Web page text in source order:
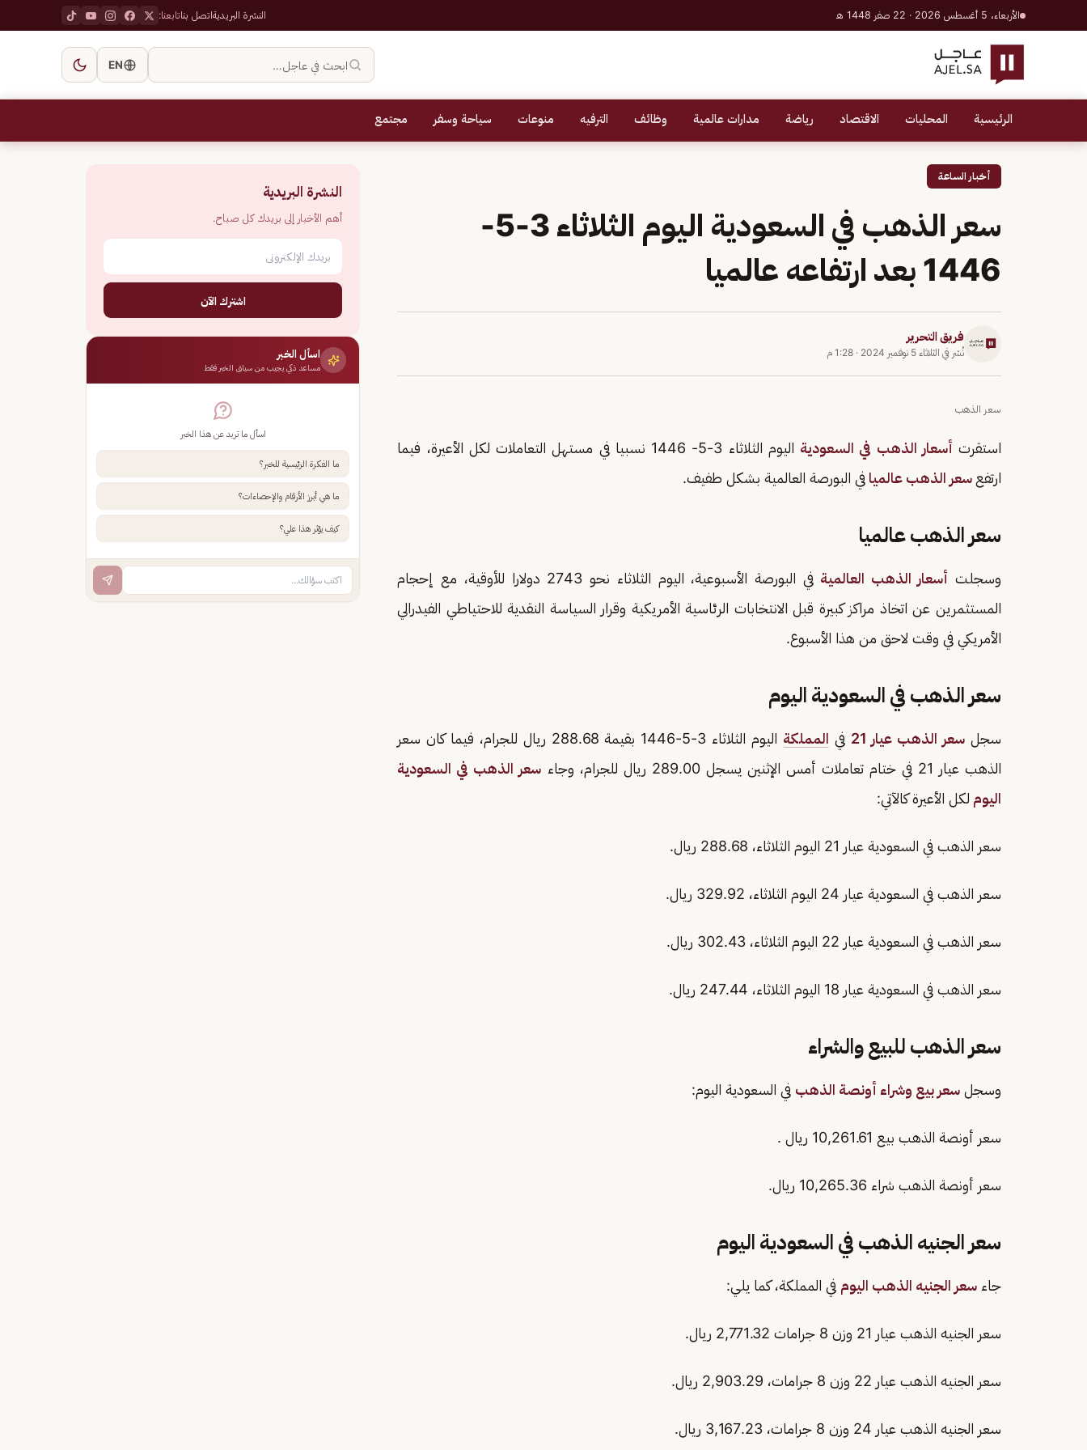
الأربعاء، 5 أغسطس 2026 · 22 صفر 1448 هـ النشرة البريديةاتصل بناتابعنا:
ابحث في عاجل… EN
الرئيسية المحليات الاقتصاد رياضة مدارات عالمية وظائف الترفيه منوعات سياحة وسفر مجتمع
أخبار الساعة
سعر الذهب في السعودية اليوم الثلاثاء 3-5-
1446 بعد ارتفاعه عالميا
فريق التحرير
نُشر في الثلاثاء 5 نوفمبر 2024 · 1:28 م
سعر الذهب
استقرت أسعار الذهب في السعودية
اليوم الثلاثاء 3-5- 1446 نسبيا في مستهل التعاملات لكل الأعيرة، فيما
ارتفع سعر الذهب عالميا في البورصة العالمية بشكل طفيف.
سعر الذهب عالميا
وسجلت أسعار الذهب العالمية
في البورصة الأسبوعية، اليوم الثلاثاء نحو 2743 دولارا للأوقية، مع إحجام
المستثمرين عن اتخاذ مراكز كبيرة قبل الانتخابات الرئاسية الأمريكية وقرار السياسة النقدية للاحتياطي الفيدرالي
الأمريكي في وقت لاحق من هذا الأسبوع.
سعر الذهب في السعودية اليوم
سجل سعر الذهب عيار 21 في المملكة
اليوم الثلاثاء 3-5-1446 بقيمة 288.68 ريال للجرام، فيما كان سعر
الذهب عيار 21 في ختام تعاملات أمس الإثنين يسجل 289.00 ريال للجرام، وجاء
سعر الذهب في السعودية
اليوم لكل الأعيرة كالآتي:
سعر الذهب في السعودية عيار 21 اليوم الثلاثاء، 288.68 ريال.
سعر الذهب في السعودية عيار 24 اليوم الثلاثاء، 329.92 ريال.
سعر الذهب في السعودية عيار 22 اليوم الثلاثاء، 302.43 ريال.
سعر الذهب في السعودية عيار 18 اليوم الثلاثاء، 247.44 ريال.
سعر الذهب للبيع والشراء
وسجل سعر بيع وشراء أونصة الذهب في السعودية اليوم:
سعر أونصة الذهب بيع 10,261.61 ريال .
سعر أونصة الذهب شراء 10,265.36 ريال.
سعر الجنيه الذهب في السعودية اليوم
جاء سعر الجنيه الذهب اليوم في المملكة، كما يلي:
سعر الجنيه الذهب عيار 21 وزن 8 جرامات 2,771.32 ريال.
سعر الجنيه الذهب عيار 22 وزن 8 جرامات، 2,903.29 ريال.
سعر الجنيه الذهب عيار 24 وزن 8 جرامات، 3,167.23 ريال.
النشرة البريدية
أهم الأخبار إلى بريدك كل صباح.
اشترك الآن
اسأل الخبر
مساعد ذكي يجيب من سياق الخبر فقط
اسأل ما تريد عن هذا الخبر
ما الفكرة الرئيسية للخبر؟
ما هي أبرز الأرقام والإحصاءات؟
كيف يؤثر هذا علي؟